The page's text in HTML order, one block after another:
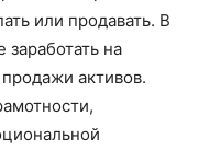
или продавать. В
на
активов.